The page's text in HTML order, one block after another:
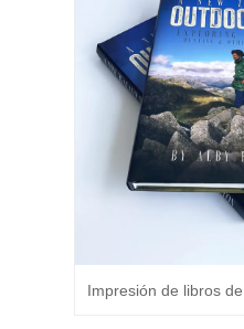
Impresión de libros